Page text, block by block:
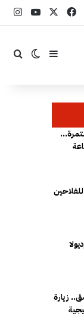
فيسبوك
إضافة عمود
الوضع
زيارة